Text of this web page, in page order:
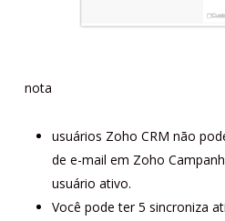
nota
usuários Zoho CRM não
de e-mail em Zoho
usuário ativo.
Você pode ter 5 sincroniza